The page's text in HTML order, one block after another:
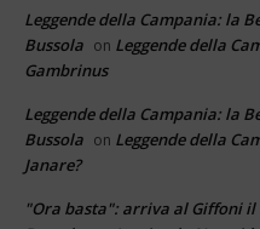
Leggende della Campania: la
Bussola on Leggende della
Gambrinus
Leggende della Campania: la
Bussola on Leggende della
Janare?
"Ora basta": arriva al Giffoni il